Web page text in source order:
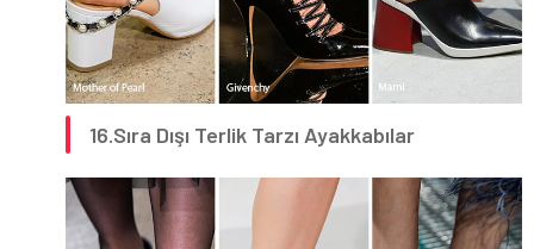
16.Sıra Dışı Terlik Tarzı Ayakkabılar